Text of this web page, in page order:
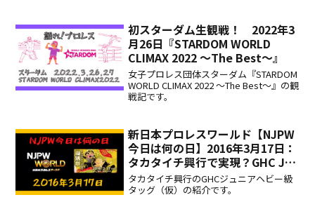
初スターダム生観戦！ 2022年3
月26日『STARDOM WORLD
CLIMAX 2022 ～The Best～』
女子プロレス団体スターダム『STARDOM
WORLD CLIMAX 2022 ～The Best～』の観
戦記です。
新日本プロレスワールド【NJPW
今日は何の日】2016年3月17日：
タカタイチ興行で実現？GHC Jr.
ヘビータッグ級選手権（仮）！
タカタイチ興行のGHCジュニアヘビー級
タッグ（仮）の紹介です。